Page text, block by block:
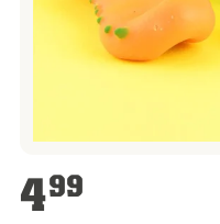
4,99 €
499